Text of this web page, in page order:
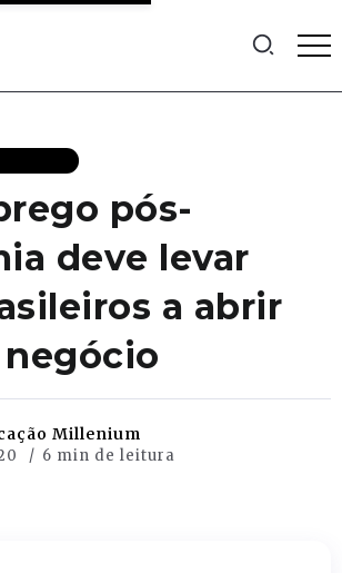
pós-
deve levar
a abrir
Millenium
6 min de leitura